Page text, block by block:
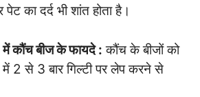
का दर्द भी शांत होता है।
में कौंच बीज के फायदे : कौंच के बीजों को
में 2 से 3 बार गिल्टी पर लेप करने से